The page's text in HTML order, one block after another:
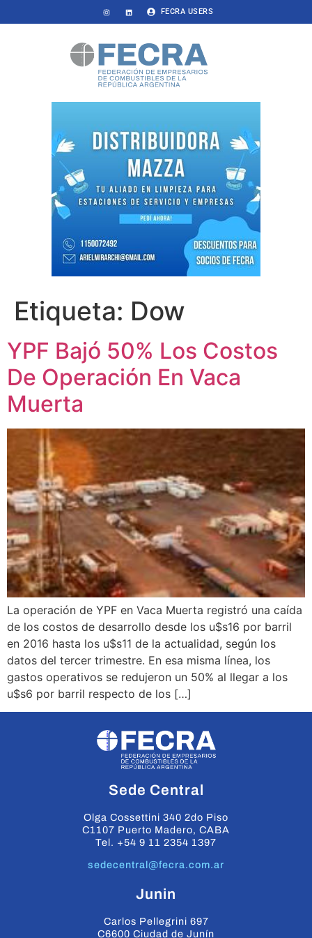
FECRA USERS
Etiqueta: Dow
YPF Bajó 50% Los Costos
De Operación En Vaca
Muerta
La operación de YPF en Vaca Muerta registró una caída
de los costos de desarrollo desde los u$s16 por barril
en 2016 hasta los u$s11 de la actualidad, según los
datos del tercer trimestre. En esa misma línea, los
gastos operativos se redujeron un 50% al llegar a los
u$s6 por barril respecto de los […]
Sede Central
Olga Cossettini 340 2do Piso
C1107 Puerto Madero, CABA
Tel. +54 9 11 2354 1397
sedecentral@fecra.com.ar
Junin
Carlos Pellegrini 697
C6600 Ciudad de Junín